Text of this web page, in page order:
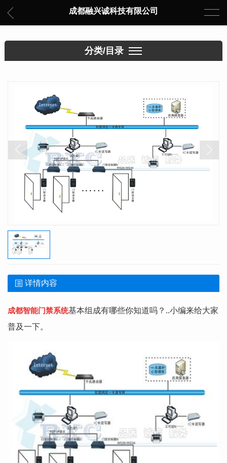
成都融兴诚科技有限公司
分类/目录
详情内容
成都智能门禁系统基本组成有哪些你知道吗？..小编来给大家
普及一下。